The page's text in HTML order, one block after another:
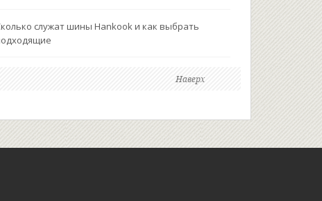
служат шины Hankook и как выбрать
Наверх